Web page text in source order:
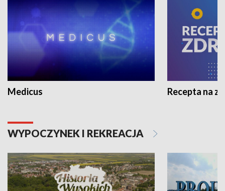
Medicus Recepta na
WYPOCZYNEK I REKREACJA